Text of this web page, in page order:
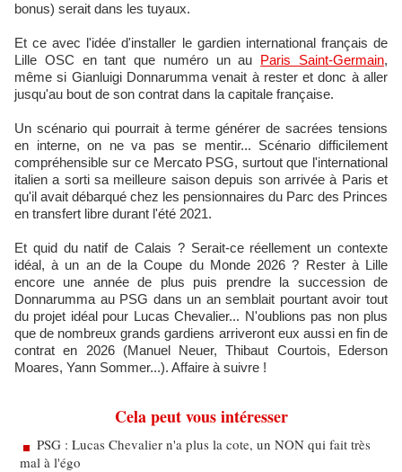
bonus) serait dans les tuyaux.
Et ce avec l'idée d'installer le gardien international français de
Lille OSC en tant que numéro un au Paris Saint-Germain,
même si Gianluigi Donnarumma venait à rester et donc à aller
jusqu'au bout de son contrat dans la capitale française.
Un scénario qui pourrait à terme générer de sacrées tensions
en interne, on ne va pas se mentir... Scénario difficilement
compréhensible sur ce Mercato PSG, surtout que l'international
italien a sorti sa meilleure saison depuis son arrivée à Paris et
qu'il avait débarqué chez les pensionnaires du Parc des Princes
en transfert libre durant l'été 2021.
Et quid du natif de Calais ? Serait-ce réellement un contexte
idéal, à un an de la Coupe du Monde 2026 ? Rester à Lille
encore une année de plus puis prendre la succession de
Donnarumma au PSG dans un an semblait pourtant avoir tout
du projet idéal pour Lucas Chevalier... N'oublions pas non plus
que de nombreux grands gardiens arriveront eux aussi en fin de
contrat en 2026 (Manuel Neuer, Thibaut Courtois, Ederson
Moares, Yann Sommer...). Affaire à suivre !
Cela peut vous intéresser
PSG : Lucas Chevalier n'a plus la cote, un NON qui fait très
mal à l'égo